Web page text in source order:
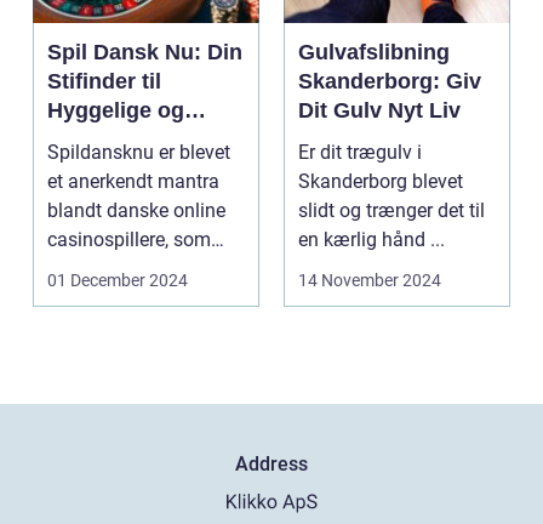
Spil Dansk Nu: Din
Stifinder til
Hyggelige og
Underholdende
Online Casinoer
Spildansknu er blevet
et anerkendt mantra
blandt danske online
casinospillere, som
søger unde...
01 December 2024
Gulvafslibning
Skanderborg: Giv
Dit Gulv Nyt Liv
Er dit trægulv i
Skanderborg blevet
slidt og trænger det til
en kærlig hånd ...
14 November 2024
Address